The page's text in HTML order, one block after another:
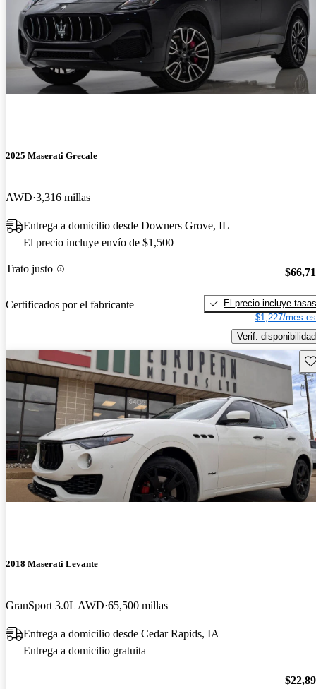
2025 Maserati Grecale
AWD 3,316 millas
Entrega a domicilio desde Downers Grove, IL
El precio incluye envío de $1,500
Trato justo
Certificados por el fabricante
El precio incluye tasas
$1,227/mes
Verif. disponibilidad
2018 Maserati Levante
GranSport 3.0L AWD 65,500 millas
Entrega a domicilio desde Cedar Rapids, IA
Entrega a domicilio gratuita